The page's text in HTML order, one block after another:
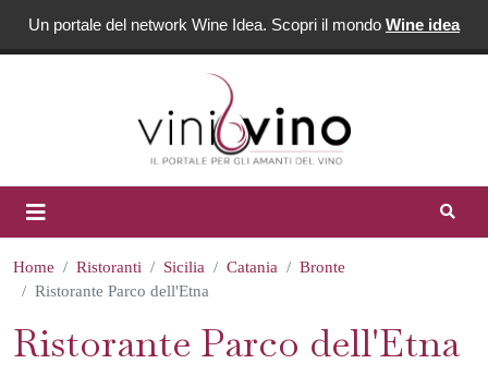
Un portale del network Wine Idea. Scopri il mondo Wine idea
Home Ristoranti Sicilia Catania
Bronte
Ristorante Parco dell'Etna
Ristorante Parco dell'Etna